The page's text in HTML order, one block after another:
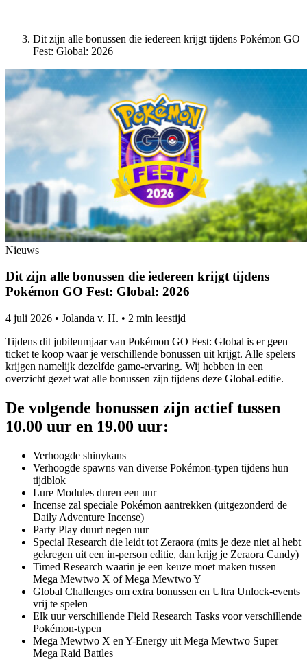
Dit zijn alle bonussen die iedereen krijgt tijdens Pokémon GO
Fest: Global: 2026
Nieuws
Dit zijn alle bonussen die iedereen krijgt tijdens
Pokémon GO Fest: Global: 2026
4 juli 2026 • Jolanda v. H. • 2 min leestijd
Tijdens dit jubileumjaar van Pokémon GO Fest: Global is er geen
ticket te koop waar je verschillende bonussen uit krijgt. Alle spelers
krijgen namelijk dezelfde game-ervaring. Wij hebben in een
overzicht gezet wat alle bonussen zijn tijdens deze Global-editie.
De volgende bonussen zijn actief tussen
10.00 uur en 19.00 uur:
Verhoogde shinykans
Verhoogde spawns van diverse Pokémon-typen tijdens hun
tijdblok
Lure Modules duren een uur
Incense zal speciale Pokémon aantrekken (uitgezonderd de
Daily Adventure Incense)
Party Play duurt negen uur
Special Research die leidt tot Zeraora (mits je deze niet al hebt
gekregen uit een in-person editie, dan krijg je Zeraora Candy)
Timed Research waarin je een keuze moet maken tussen
Mega Mewtwo X of Mega Mewtwo Y
Global Challenges om extra bonussen en Ultra Unlock-events
vrij te spelen
Elk uur verschillende Field Research Tasks voor verschillende
Pokémon-typen
Mega Mewtwo X en Y-Energy uit Mega Mewtwo Super
Mega Raid Battles